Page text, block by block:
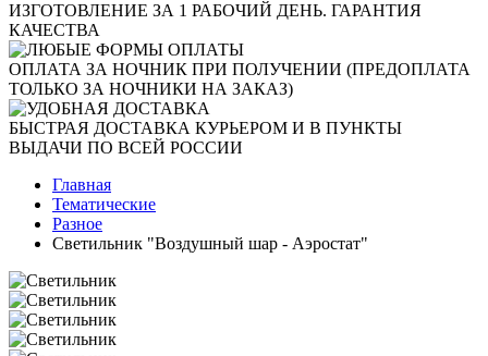
ИЗГОТОВЛЕНИЕ ЗА 1 РАБОЧИЙ ДЕНЬ. ГАРАНТИЯ
КАЧЕСТВА
ОПЛАТА ЗА НОЧНИК ПРИ ПОЛУЧЕНИИ (ПРЕДОПЛАТА
ТОЛЬКО ЗА НОЧНИКИ НА ЗАКАЗ)
БЫСТРАЯ ДОСТАВКА КУРЬЕРОМ И В ПУНКТЫ
ВЫДАЧИ ПО ВСЕЙ РОССИИ
Главная
Тематические
Разное
Светильник "Воздушный шар - Аэростат"